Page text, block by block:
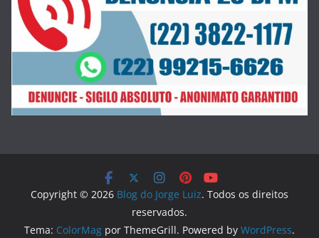
Copyright © 2026 Blog do Jorge Luiz. Todos os direitos
reservados.
Tema: ColorMag por ThemeGrill. Powered by WordPress.